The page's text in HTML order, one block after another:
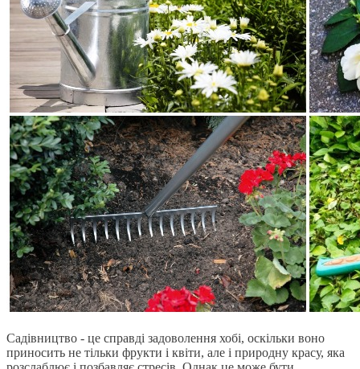
Садівництво - це справді задоволення хобі, оскільки воно
приносить не тільки фрукти і квіти, але і природну красу, яка